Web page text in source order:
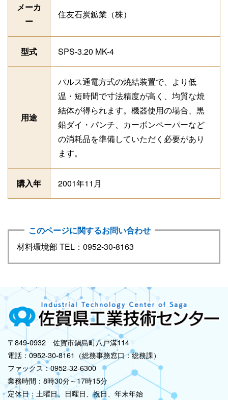
メーカ
ー
住友石炭鉱業（株）
型式 SPS-3.20 MK-4
用途
パルス通電方式の焼結装置で、より低
温・短時間で寸法精度が高く、均質な焼
結体が得られます。機器使用の場合、黒
鉛ダイ・パンチ、カーボンペーパーなど
の消耗品を準備していただく必要があり
ます。
購入年 2001年11月
このページに関するお問い合わせ
材料環境部 TEL：0952-30-8163
〒849-0932 佐賀市鍋島町八戸溝114
電話：0952-30-8161（総務事務窓口：総務課）
ファックス：0952-32-6300
業務時間：8時30分～17時15分
定休日：土曜日、日曜日、祝日、年末年始